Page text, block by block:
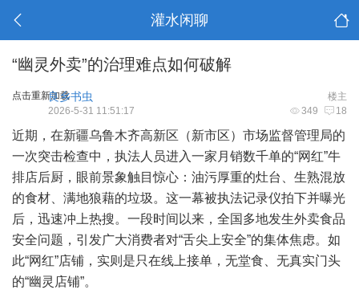
灌水闲聊
“幽灵外卖”的治理难点如何破解
点击重新加载 楼主
良乡书虫
349 18
2026-5-31 11:51:17
近期，在新疆乌鲁木齐高新区（新市区）市场监督管理局的
一次突击检查中，执法人员进入一家月销数千单的“网红”牛
排店后厨，眼前景象触目惊心：油污厚重的灶台、生熟混放
的食材、满地狼藉的垃圾。这一幕被执法记录仪拍下并曝光
后，迅速冲上热搜。一段时间以来，全国多地发生外卖食品
安全问题，引发广大消费者对“舌尖上安全”的集体焦虑。如
此“网红”店铺，实则是只在线上接单，无堂食、无真实门头
的“幽灵店铺”。